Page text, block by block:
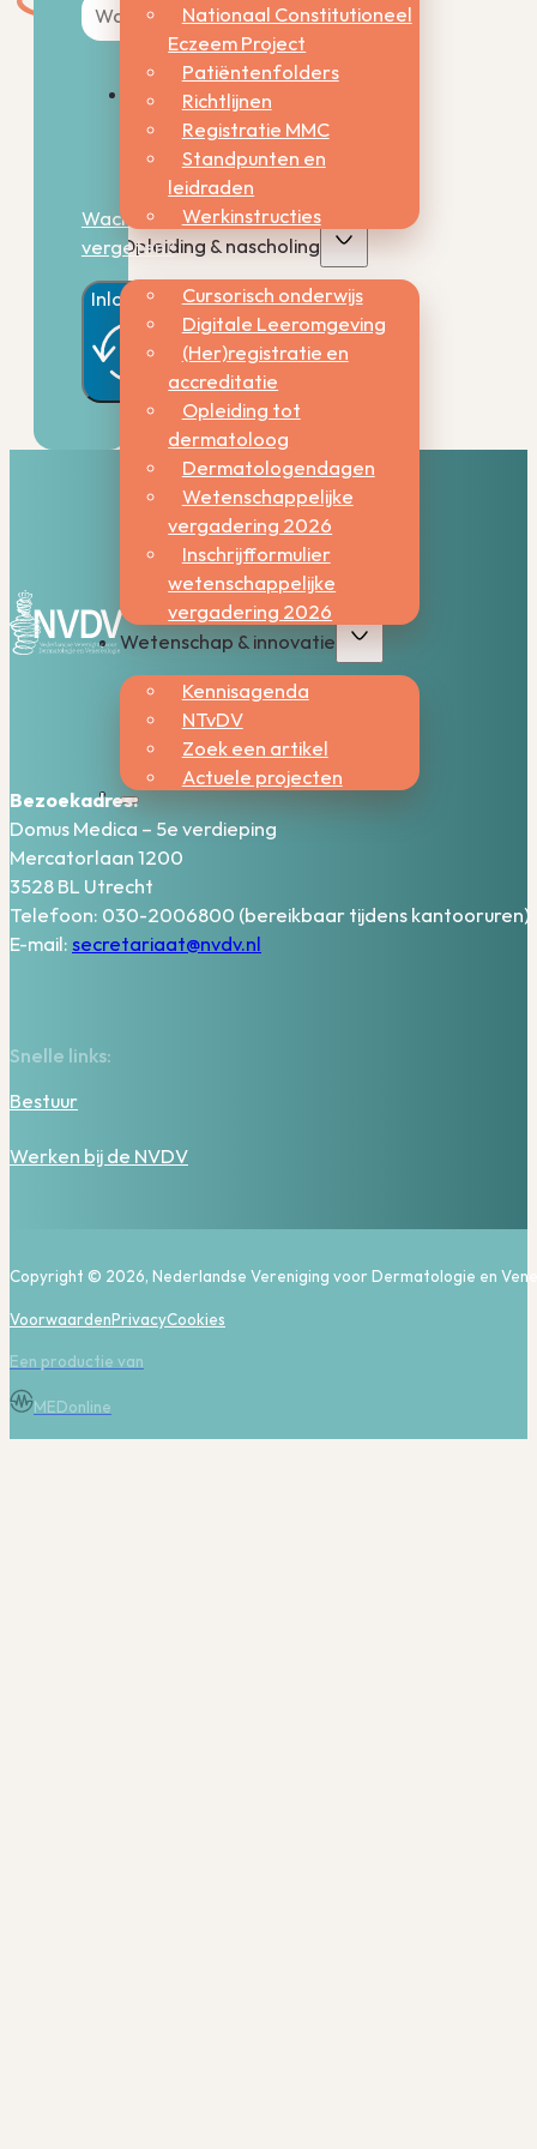
Nationaal Constitutioneel
Eczeem Project
Patiëntenfolders
Richtlijnen
Registratie MMC
Standpunten en
leidraden
Werkinstructies
Opleiding & nascholing
Cursorisch onderwijs
Digitale Leeromgeving
(Her)registratie en
accreditatie
Opleiding tot
dermatoloog
Dermatologendagen
Wetenschappelijke
vergadering 2026
Inschrijfformulier
wetenschappelijke
vergadering 2026
Wetenschap & innovatie
Kennisagenda
NTvDV
Zoek een artikel
Actuele projecten
Onthoud
mij
Wachtwoord
vergeten?
Inloggen
Bezoekadres:
Domus Medica – 5e verdieping
Mercatorlaan 1200
3528 BL Utrecht
Telefoon: 030-2006800 (bereikbaar tijdens kantooruren)
E-mail: secretariaat@nvdv.nl
Snelle links:
Bestuur
Werken bij de NVDV
Copyright © 2026, Nederlandse Vereniging voor Dermatologie en
VoorwaardenPrivacyCookies
Een productie van
MEDonline